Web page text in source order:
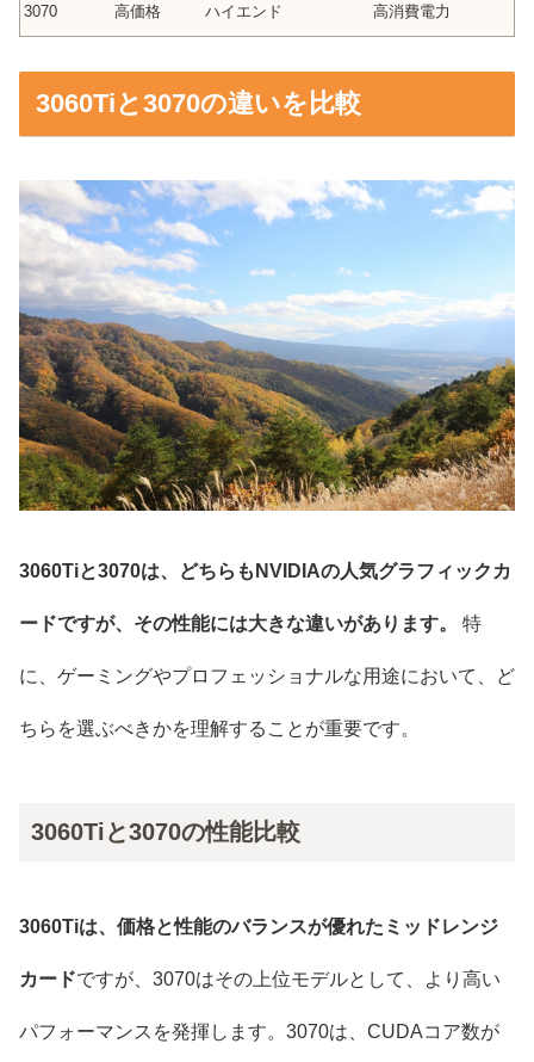
3070 高価格 ハイエンド 高消費電力
3060Tiと3070の違いを比較
3060Tiと3070は、どちらもNVIDIAの人気グラフィックカ
ードですが、その性能には大きな違いがあります。 特
に、ゲーミングやプロフェッショナルな用途において、ど
ちらを選ぶべきかを理解することが重要です。
3060Tiと3070の性能比較
3060Tiは、価格と性能のバランスが優れたミッドレンジ
カードですが、3070はその上位モデルとして、より高い
パフォーマンスを発揮します。3070は、CUDAコア数が